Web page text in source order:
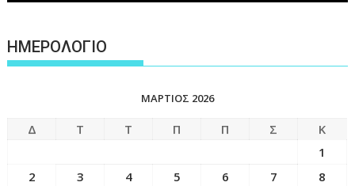
ΗΜΕΡΟΛΟΓΙΟ
ΜΆΡΤΙΟΣ 2026
Δ Τ Τ Π Π Σ
Κ
1
2
3 4 5 6 7
8